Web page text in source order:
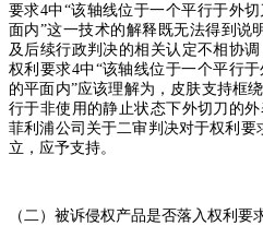
要求4中“该轴线位于一个平行于外
面内”这一技术的解释既无法得到说
及后续行政判决的相关认定不相协
权利要求4中“该轴线位于一个平行
的平面内”应该理解为，皮肤支持框
行于非使用的静止状态下外切刀的
菲利浦公司关于二审判决对于权利要
立，应予支持。
（二）被诉侵权产品是否落入权利要